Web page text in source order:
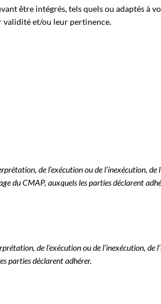
être intégrés, tels quels ou adaptés à
validité et/ou leur pertinence.
de l’exécution ou de l’inexécution,
du CMAP, auxquels les parties déclarent
de l’exécution ou de l’inexécution,
parties déclarent adhérer.